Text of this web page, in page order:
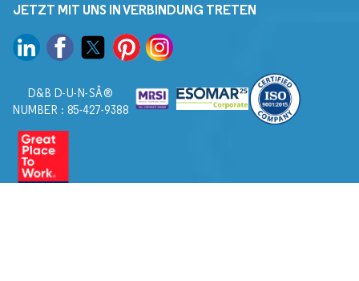
JETZT MIT UNS IN VERBINDUNG TRETEN
D&B D-U-N-SÂ®
NUMBER : 85-427-9388